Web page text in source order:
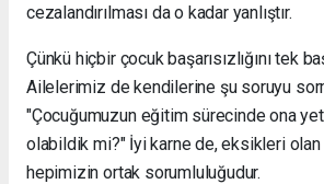
cezalandırılması da o kadar yanlıştır.
Çünkü hiçbir çocuk başarısızlığını tek
Ailelerimiz de kendilerine şu soruyu
"Çocuğumuzun eğitim sürecinde ona
olabildik mi?" İyi karne de, eksikleri
hepimizin ortak sorumluluğudur.